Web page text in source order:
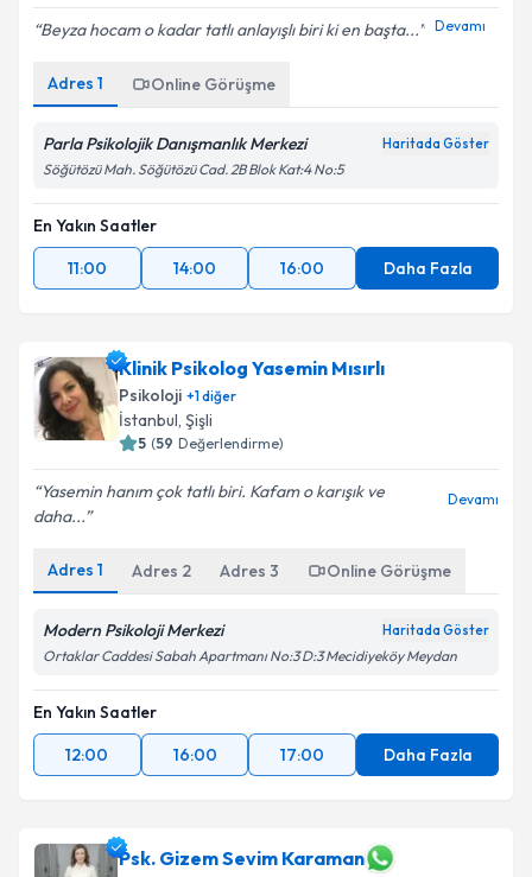
Beyza hocam o kadar tatlı anlayışlı biri ki en başta... Devamı
Adres 1 Online Görüşme
Parla Psikolojik Danışmanlık Merkezi Haritada Göster
Söğütözü Mah. Söğütözü Cad. 2B Blok Kat:4 No:5
En Yakın Saatler
11:00
14:00 16:00 Daha Fazla
Klinik Psikolog Yasemin Mısırlı
Psikoloji +1diğer
İstanbul, Şişli
5 (59 Değerlendirme)
Yasemin hanım çok tatlı biri. Kafam o karışık ve
daha...
Devamı
Adres 1 Adres 2 Adres 3 Online Görüşme
Modern Psikoloji Merkezi Haritada Göster
Ortaklar Caddesi Sabah Apartmanı No:3 D:3 Mecidiyeköy Meydan
En Yakın Saatler
12:00
16:00 17:00 Daha Fazla
Psk. Gizem Sevim Karaman